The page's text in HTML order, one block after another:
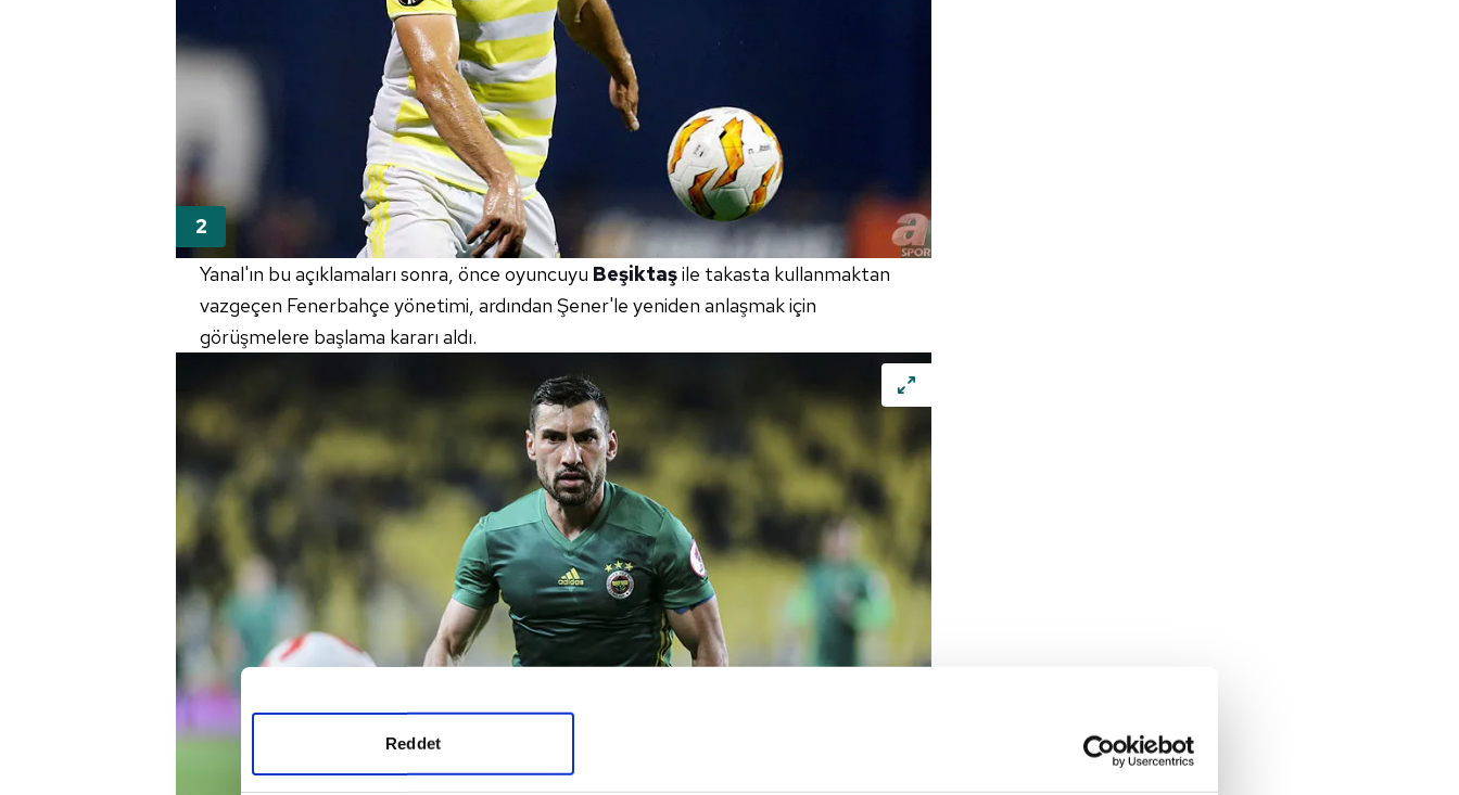
Reddet
Yanal'ın bu açıklamaları sonra, önce oyuncuyu Beşiktaşile takasta kullanmaktan
vazgeçen Fenerbahçe yönetimi, ardından Şener'le yeniden anlaşmak için
görüşmelere başlama kararı aldı.